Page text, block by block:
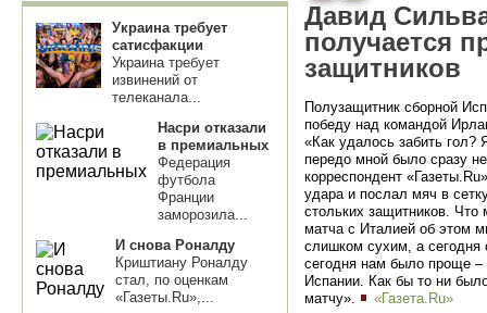
Украина требует
сатисфакции
Украина требует
извинений от
телеканала...
Насри отказали
в премиальных
Федерация
футбола
Франции
заморозила...
И снова Роналду
Криштиану Роналду
стал, по оценкам
«Газеты.Ru»,...
Давид
получается
защитников
Полузащитник сборной
победу над командой
«Как удалось забить
передо мной было сразу
корреспондент
удара и послал мяч в
стольких защитников. Что
матча с Италией об этом
слишком сухим, а сегодня
сегодня нам было проще –
Испании. Как бы то ни
матчу».
«Газета.Ru»